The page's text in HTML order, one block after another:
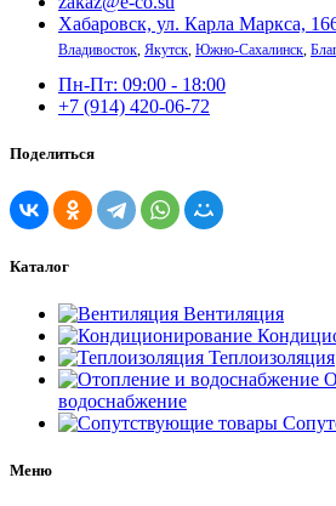
Хабаровск, ул. Карла Маркса,
Владивосток, Якутск, Южно-Сахалинск,
Пн-Пт: 09:00 - 18:00
+7 (914) 420-06-72
Поделиться
Каталог
Вентиляция
Теплоизоляция
водоснабжение
Меню